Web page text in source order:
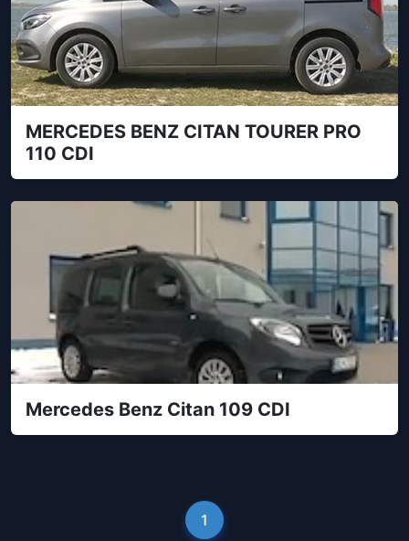
MERCEDES BENZ CITAN TOURER PRO
110 CDI
Mercedes Benz Citan 109 CDI
1